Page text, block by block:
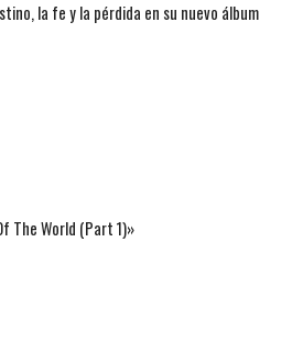
la fe y la pérdida en su nuevo álbum
The World (Part 1)»